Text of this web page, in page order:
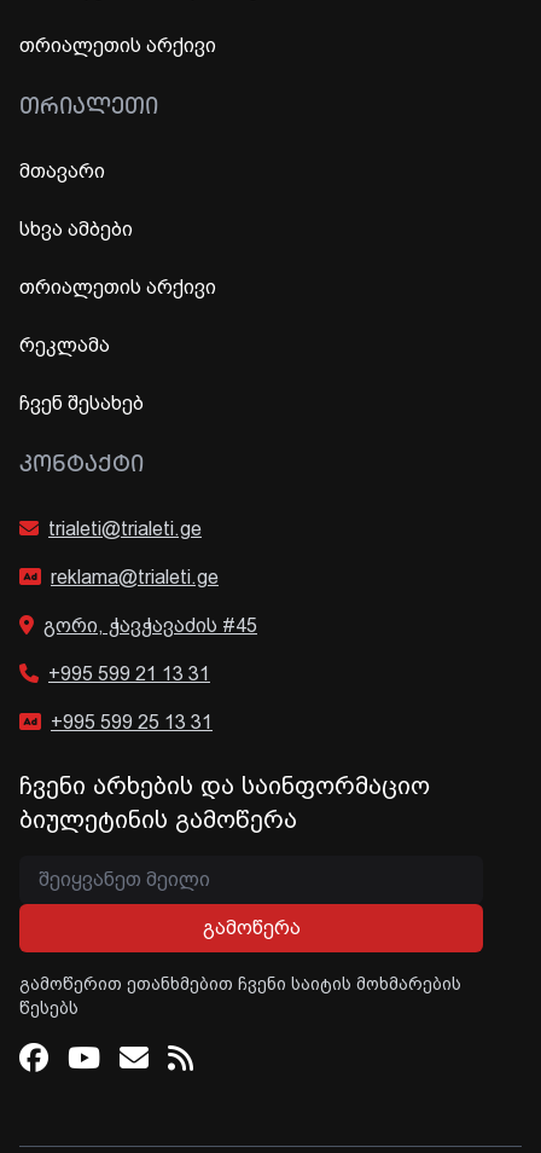
თრიალეთის არქივი
ᲗᲠᲘᲐᲚᲔᲗᲘ
მთავარი
სხვა ამბები
თრიალეთის არქივი
რეკლამა
ჩვენ შესახებ
ᲙᲝᲜᲢᲐᲥᲢᲘ
trialeti@trialeti.ge
reklama@trialeti.ge
გორი, ჭავჭავაძის #45
+995 599 21 13 31
+995 599 25 13 31
ჩვენი არხების და საინფორმაციო
ბიულეტინის გამოწერა
გამოწერა
გამოწერით ეთანხმებით ჩვენი საიტის მოხმარების
წესებს
Facebook
Youtube
Email
RSS